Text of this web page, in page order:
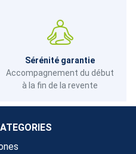
Sérénité garantie
Accompagnement du début
à la fin de la revente